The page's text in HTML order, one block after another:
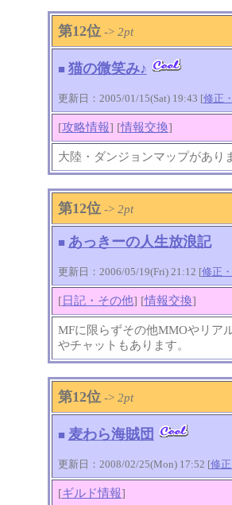
第12位 -> 2pt
■ 猫の微笑み♪
更新日：2005/01/15(Sat) 19:43 [修正
[攻略情報] [情報交換]
大陸・ダンジョンマップがあり
第12位 -> 2pt
■ あっきーの人生放浪記
更新日：2006/05/19(Fri) 21:12 [修正
[日記・その他] [情報交換]
MFに限らずその他MMOやリア
やチャットもあります。
第12位 -> 2pt
■ 麦わら海賊団
更新日：2008/02/25(Mon) 17:52 [修
[ギルド情報]